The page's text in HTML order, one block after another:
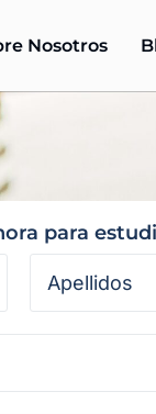
Nosotros
para